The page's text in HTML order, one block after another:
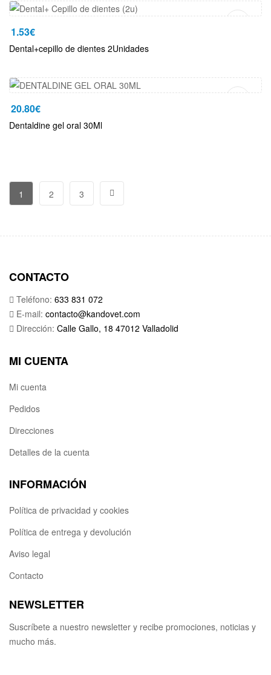
1.53€
Dental+cepillo de dientes 2Unidades
20.80€
Dentaldine gel oral 30Ml
1 2 3
CONTACTO
Teléfono: 633 831 072
E-mail: contacto@kandovet.com
Dirección: Calle Gallo, 18 47012 Valladolid
MI CUENTA
Mi cuenta
Pedidos
Direcciones
Detalles de la cuenta
INFORMACIÓN
Política de privacidad y cookies
Política de entrega y devolución
Aviso legal
Contacto
NEWSLETTER
Suscríbete a nuestro newsletter y recibe promociones, noticias y
mucho más.